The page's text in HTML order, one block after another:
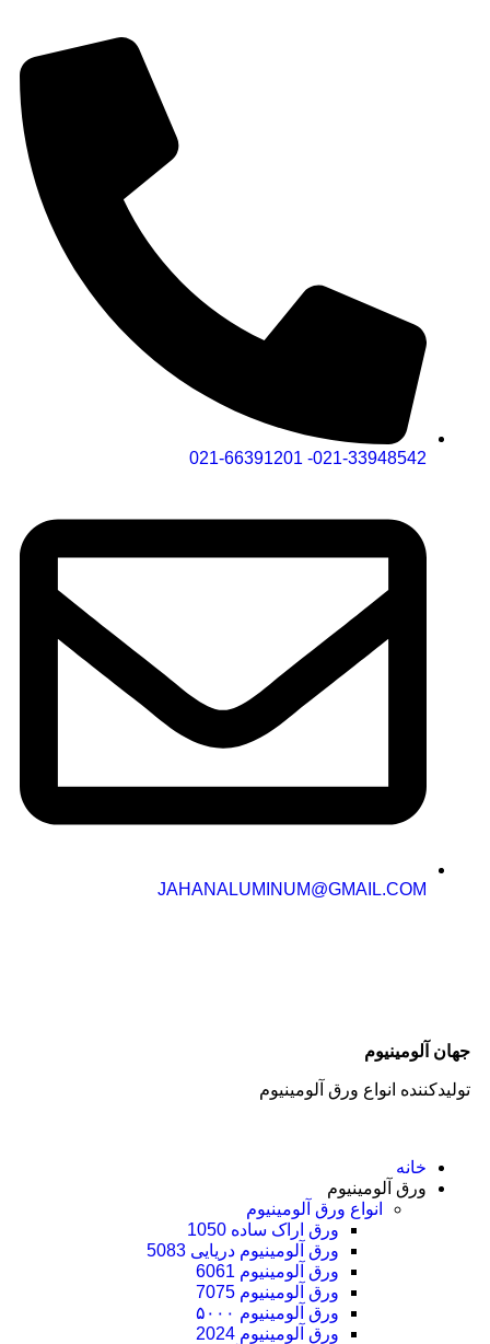
021-33948542- 021-66391201
JAHANALUMINUM@GMAIL.COM
جهان آلومینیوم
تولیدکننده انواع ورق آلومینیوم
خانه
ورق آلومینیوم
انواع ورق آلومینیوم
ورق اراک ساده 1050
ورق آلومینیوم دریایی 5083
ورق آلومینیوم 6061
ورق آلومینیوم 7075
ورق آلومینیوم ۵۰۰۰
ورق آلومینیوم 2024